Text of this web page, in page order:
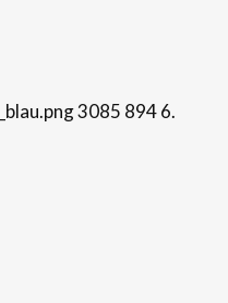
3085 8946.